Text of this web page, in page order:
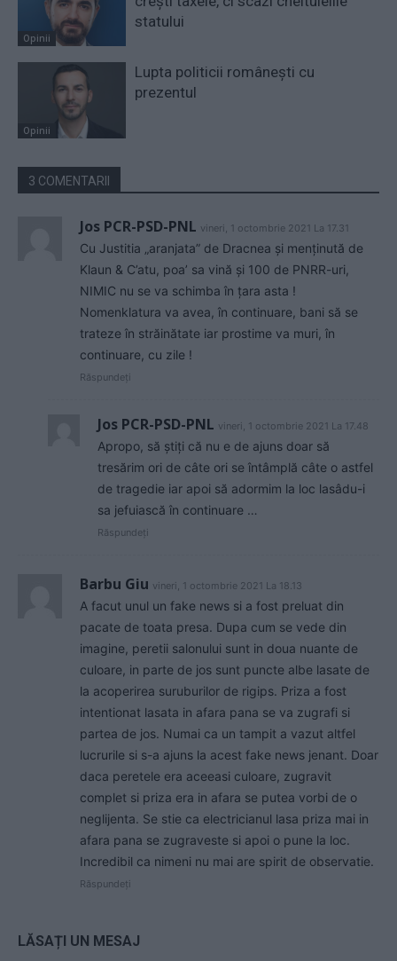
Opinii
statului
Opinii
Lupta politicii românești cu
prezentul
3 COMENTARII
Jos PCR-PSD-PNL vineri, 1 octombrie 2021 La 17.31
Cu Justitia „aranjata” de Dracnea și menținută de
Klaun & C’atu, poa’ sa vină și 100 de PNRR-uri,
NIMIC nu se va schimba în țara asta !
Nomenklatura va avea, în continuare, bani să se
trateze în străinătate iar prostime va muri, în
continuare, cu zile !
Răspundeți
Jos PCR-PSD-PNL vineri, 1 octombrie 2021 La 17.48
Apropo, să știți că nu e de ajuns doar să
tresărim ori de câte ori se întâmplă câte o astfel
de tragedie iar apoi să adormim la loc lasâdu-i
sa jefuiască în continuare …
Răspundeți
Barbu Giu vineri, 1 octombrie 2021 La 18.13
A facut unul un fake news si a fost preluat din
pacate de toata presa. Dupa cum se vede din
imagine, peretii salonului sunt in doua nuante de
culoare, in parte de jos sunt puncte albe lasate de
la acoperirea suruburilor de rigips. Priza a fost
intentionat lasata in afara pana se va zugrafi si
partea de jos. Numai ca un tampit a vazut altfel
lucrurile si s-a ajuns la acest fake news jenant. Doar
daca peretele era aceeasi culoare, zugravit
complet si priza era in afara se putea vorbi de o
neglijenta. Se stie ca electricianul lasa priza mai in
afara pana se zugraveste si apoi o pune la loc.
Incredibil ca nimeni nu mai are spirit de observatie.
Răspundeți
LĂSAȚI UN MESAJ